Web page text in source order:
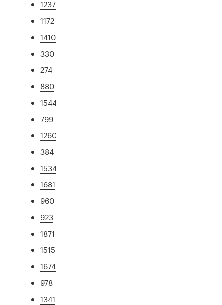
1237
1172
1410
330
274
880
1544
799
1260
384
1534
1681
960
923
1871
1515
1674
978
1341